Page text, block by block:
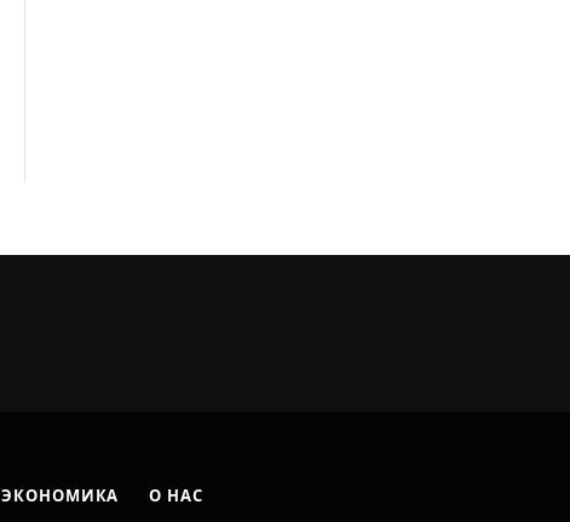
ЭКОНОМИКА О НАС